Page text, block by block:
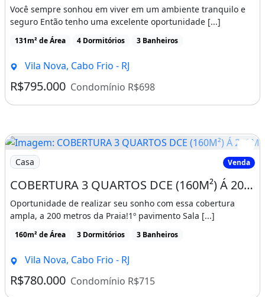
Você sempre sonhou em viver em um ambiente tranquilo e
seguro Então tenho uma excelente oportunidade [...]
131m² de Área 4 Dormitórios 3 Banheiros
Vila Nova, Cabo Frio - RJ
R$795.000 Condomínio R$698
Imagem: COBERTURA 3 QUARTOS DCE (160M²) Á 200M
Casa Venda
COBERTURA 3 QUARTOS DCE (160M²) Á 200M DA PRAIA DO FORTE
Oportunidade de realizar seu sonho com essa cobertura
ampla, a 200 metros da Praia!1º pavimento Sala [...]
160m² de Área 3 Dormitórios 3 Banheiros
Vila Nova, Cabo Frio - RJ
R$780.000 Condomínio R$715